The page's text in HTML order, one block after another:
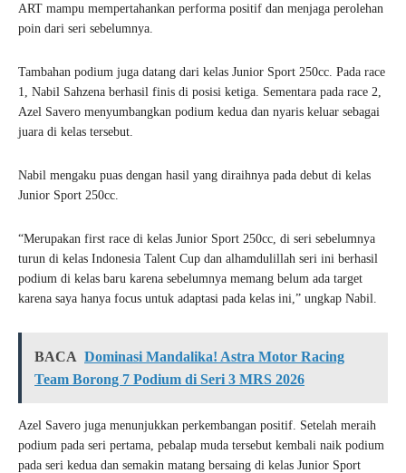
ART mampu mempertahankan performa positif dan menjaga perolehan
poin dari seri sebelumnya.
Tambahan podium juga datang dari kelas Junior Sport 250cc. Pada race
1, Nabil Sahzena berhasil finis di posisi ketiga. Sementara pada race 2,
Azel Savero menyumbangkan podium kedua dan nyaris keluar sebagai
juara di kelas tersebut.
Nabil mengaku puas dengan hasil yang diraihnya pada debut di kelas
Junior Sport 250cc.
“Merupakan first race di kelas Junior Sport 250cc, di seri sebelumnya
turun di kelas Indonesia Talent Cup dan alhamdulillah seri ini berhasil
podium di kelas baru karena sebelumnya memang belum ada target
karena saya hanya focus untuk adaptasi pada kelas ini,” ungkap Nabil.
BACA Dominasi Mandalika! Astra Motor Racing
Team Borong 7 Podium di Seri 3 MRS 2026
Azel Savero juga menunjukkan perkembangan positif. Setelah meraih
podium pada seri pertama, pebalap muda tersebut kembali naik podium
pada seri kedua dan semakin matang bersaing di kelas Junior Sport